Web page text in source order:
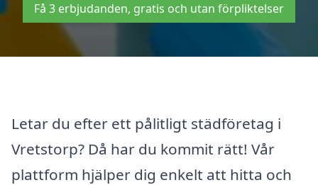
Få 3 erbjudanden, gratis och utan förpliktelser
Letar du efter ett pålitligt städföretag i
Vretstorp? Då har du kommit rätt! Vår
plattform hjälper dig enkelt att hitta och